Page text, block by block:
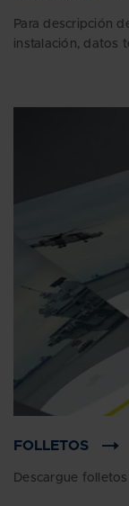
Para descripción
instalación, datos
FOLLETOS
Descargue